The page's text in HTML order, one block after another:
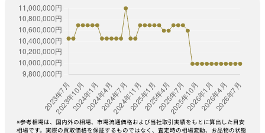
※参考相場は、国内外の相場、市場流通価格および当社取引実績をもとに算出した目安
相場です。実際の買取価格を保証するものではなく、査定時の相場変動、お品物の状態